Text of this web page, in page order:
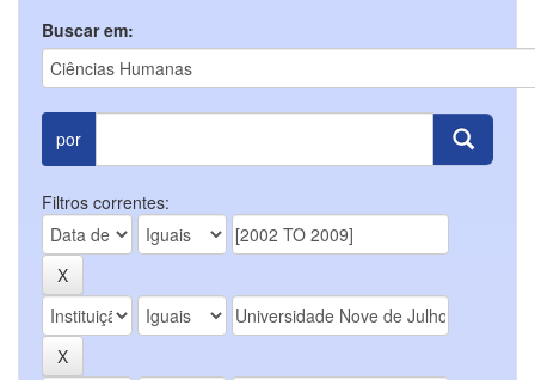
Buscar em:
por
Filtros correntes: